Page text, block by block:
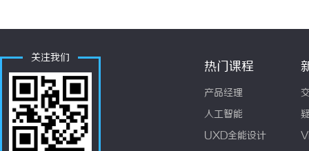
关注我们
热门课程
产品经理
人工智能
UXD全能设计